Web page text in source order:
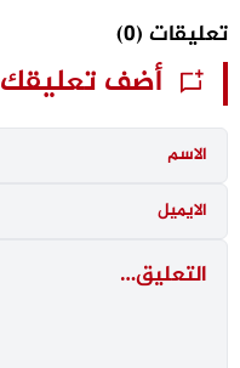
تعليقات (0)
أضف تعليقك